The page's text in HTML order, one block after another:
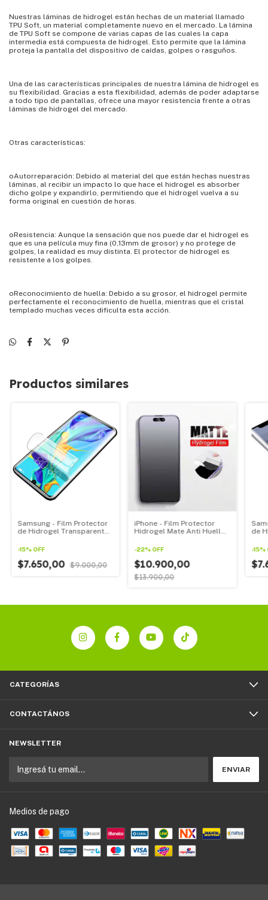
Nuestras láminas de hidrogel están hechas de un material llamado
TPU Soft, un material completamente nuevo en el mercado. La lámina
de TPU Soft se compone de varias capas de las cuales la capa
intermedia está compuesta de hidrogel. Esto permite que la lámina
proteja la pantalla del dispositivo de caídas, golpes o rasguños.
Una de las características principales de nuestra lámina de hidrogel es
su flexibilidad. Gracias a esta flexibilidad, además de poder adaptarse
a todo tipo de pantallas, ofrece una mayor resistencia frente a otras
láminas de hidrogel del mercado.
Otras características:
oAutorreparación: Debido al material del que están hechas nuestras
láminas, al recibir un impacto lo que hace el hidrogel es absorber
dicho golpe y expandirlo, permitiendo que el hidrogel vuelva a su
forma original en cuestión de horas.
oResistencia: Aunque la sensación que nos puede dar el hidrogel es
que es una película muy fina (0,13mm de grosor) y no protege de
golpes, la realidad es muy distinta. El protector de hidrogel es
resistente a los golpes.
oReconocimiento de huella: Debido a su grosor, el hidrogel permite
perfectamente el reconocimiento de huella, mientras que el cristal
templado muchas veces dificulta esta acción.
Productos similares
Samsung - Film Protector
de Hidrogel Transparente
Linea A
-15%OFF
$7.650,00 $9.000,00
iPhone - Film Protector
Hidrogel Mate Anti Huellas
-22%OFF
$10.900,00
$13.900,00
de
-15%
CATEGORÍAS
CONTACTÁNOS
NEWSLETTER
Medios de pago